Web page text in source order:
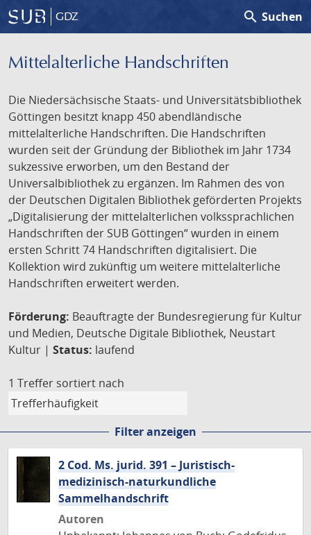
GDZ search Suchen
Mittelalterliche Handschriften
Die Niedersächsische Staats- und Universitätsbibliothek
Göttingen besitzt knapp 450 abendländische
mittelalterliche Handschriften. Die Handschriften
wurden seit der Gründung der Bibliothek im Jahr 1734
sukzessive erworben, um den Bestand der
Universalbibliothek zu ergänzen. Im Rahmen des von
der Deutschen Digitalen Bibliothek geförderten Projekts
„Digitalisierung der mittelalterlichen volkssprachlichen
Handschriften der SUB Göttingen“ wurden in einem
ersten Schritt 74 Handschriften digitalisiert. Die
Kollektion wird zukünftig um weitere mittelalterliche
Handschriften erweitert werden.
Förderung: Beauftragte der Bundesregierung für Kultur
und Medien, Deutsche Digitale Bibliothek, Neustart
Kultur | Status: laufend
1 Treffer sortiert nach
Filter anzeigen
2 Cod. Ms. jurid. 391 – Juristisch-
medizinisch-naturkundliche
Sammelhandschrift
Autoren